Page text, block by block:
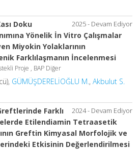
2025 - Devam Ediyor
Doku
Yönelik İn Vitro Çalışmalar
Miyokin Yolaklarının
Farklılaşmanın İncelenmesi
Proje , BAP Diğer
GÜMÜŞDERELİOĞLU M., Akbulut S.
2024 - Devam Ediyor
Farklı
Etilendiamin Tetraasetik
Greftin Kimyasal Morfolojik ve
Etkisinin Değerlendirilmesi